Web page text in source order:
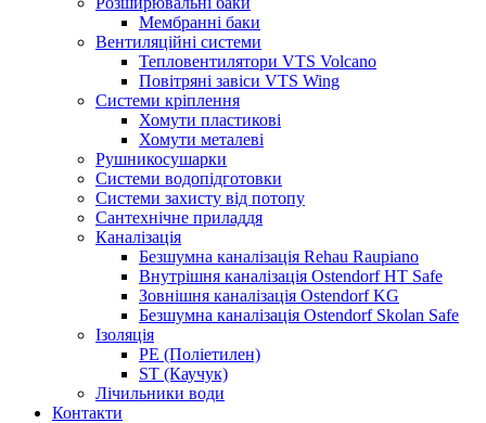
Мембранні баки
Вентиляційні системи
Тепловентилятори VTS Volcano
Повітряні завіси VTS Wing
Системи кріплення
Хомути пластикові
Хомути металеві
Рушникосушарки
Системи водопідготовки
Системи захисту від потопу
Сантехнічне приладдя
Каналізація
Безшумна каналізація Rehau Raupiano
Внутрішня каналізація Ostendorf HT Safe
Зовнішня каналізація Ostendorf KG
Безшумна каналізація Ostendorf Skolan Safe
Ізоляція
PE (Поліетилен)
ST (Каучук)
Лічильники води
Контакти